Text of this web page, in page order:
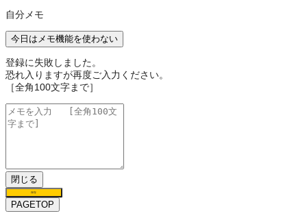
自分メモ
今日はメモ機能を使わない
登録に失敗しました。
恐れ入りますが再度ご入力ください。
［全角100文字まで］
閉じる
保存
PAGETOP